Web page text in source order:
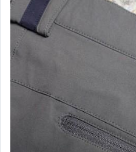
┌ SmartWool 羊毛機能襪
└ Darn Tough 美國機能襪
┌ 水 壺．水袋．保 溫 壺
├ Camelbak 水壺．水 袋
├ Hydro Flask 保 溫 瓶
├ Klean Kanteen 水 壺